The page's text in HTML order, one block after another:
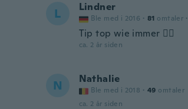
L Lindner
Ble med i 2016 · 81 omtaler ·
Tip top wie immer 👍🏻
ca. 2 år siden
N Nathalie
Ble med i 2018 · 49 omtaler
ca. 2 år siden